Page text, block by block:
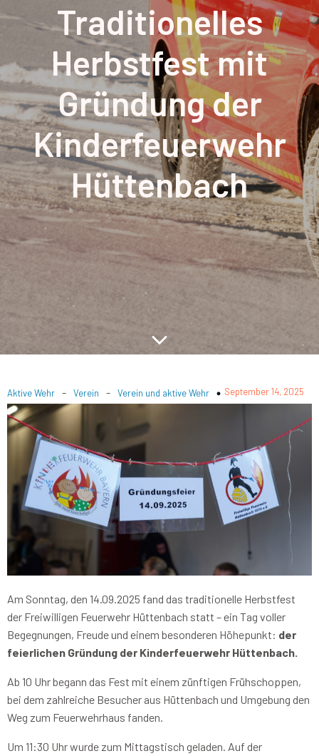
Traditionelles
Herbstfest mit
Gründung der
Kinderfeuerwehr
Hüttenbach
Aktive Wehr - Verein - Verein und aktive Wehr September 14, 2025
Am Sonntag, den 14.09.2025 fand das traditionelle Herbstfest
der Freiwilligen Feuerwehr Hüttenbach statt – ein Tag voller
Begegnungen, Freude und einem besonderen Höhepunkt: der
feierlichen Gründung der Kinderfeuerwehr Hüttenbach.
Ab 10 Uhr begann das Fest mit einem zünftigen Frühschoppen,
bei dem zahlreiche Besucher aus Hüttenbach und Umgebung den
Weg zum Feuerwehrhaus fanden.
Um 11:30 Uhr wurde zum Mittagstisch geladen. Auf der